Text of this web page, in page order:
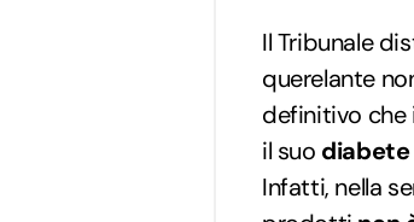
Il Tribunale
querelante
definitivo
il suo diabete
Infatti, nella